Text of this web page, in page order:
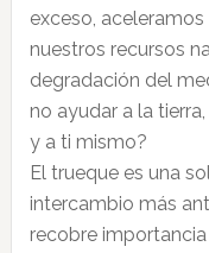
exceso,
nuestros recursos
degradación del
no ayudar a la
y a ti mismo?
El trueque es una
intercambio más
recobre